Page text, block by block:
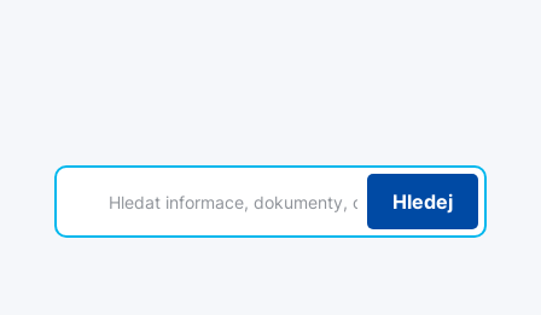
Hledej